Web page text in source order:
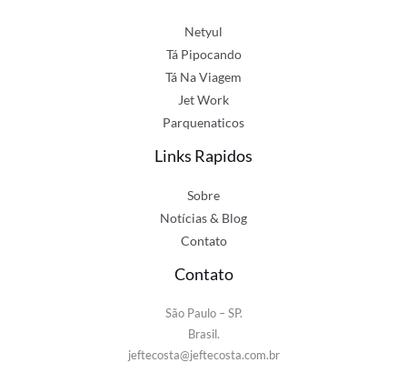
Netyul
Tá Pipocando
Tá Na Viagem
Jet Work
Parquenaticos
Links Rapidos
Sobre
Notícias & Blog
Contato
Contato
São Paulo – SP.
Brasil.
jeftecosta@jeftecosta.com.br